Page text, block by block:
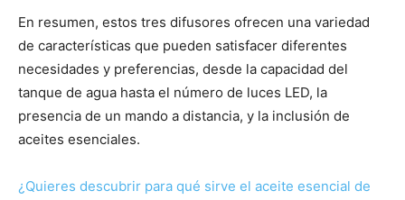
En resumen, estos tres difusores ofrecen una variedad
de características que pueden satisfacer diferentes
necesidades y preferencias, desde la capacidad del
tanque de agua hasta el número de luces LED, la
presencia de un mando a distancia, y la inclusión de
aceites esenciales.
¿Quieres descubrir para qué sirve el aceite esencial de